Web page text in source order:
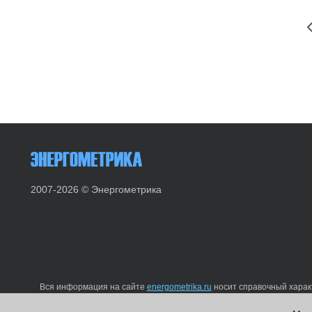
2007-2026 © Энергометрика
Вся информация на сайте energometrika.ru носит справочный